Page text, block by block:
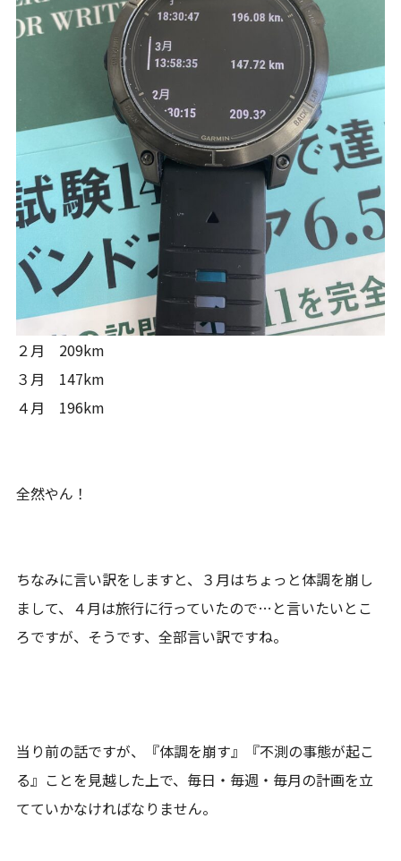
２月 209km
３月 147km
４月 196km
全然やん！
ちなみに言い訳をしますと、３月はちょっと体調を崩し
まして、４月は旅行に行っていたので…と言いたいとこ
ろですが、そうです、全部言い訳ですね。
当り前の話ですが、『体調を崩す』『不測の事態が起こ
る』ことを見越した上で、毎日・毎週・毎月の計画を立
てていかなければなりません。